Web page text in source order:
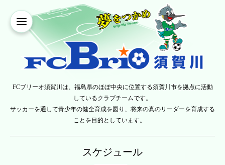
FCブリーオ須賀川は、福島県のほぼ中央に位置する須賀川市を拠点に活動
しているクラブチームです。
サッカーを通して青少年の健全育成を図り、将来の真のリーダーを育成する
ことを目的としています。
スケジュール